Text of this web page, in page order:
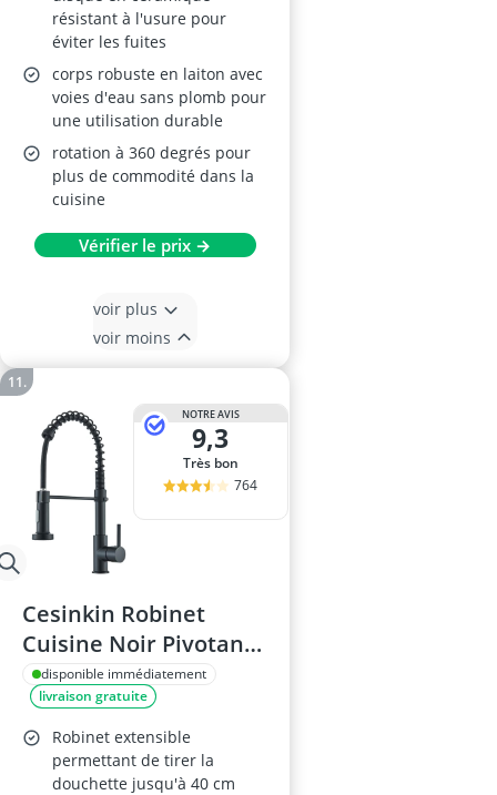
résistant à l'usure pour
éviter les fuites
corps robuste en laiton avec
voies d'eau sans plomb pour
une utilisation durable
rotation à 360 degrés pour
plus de commodité dans la
cuisine
Vérifier le prix →
voir plus
voir moins
NOTRE AVIS
9,3
Très bon
764
Cesinkin Robinet
Cuisine Noir Pivotant
à 360°
disponible immédiatement
livraison gratuite
Robinet extensible
permettant de tirer la
douchette jusqu'à 40 cm